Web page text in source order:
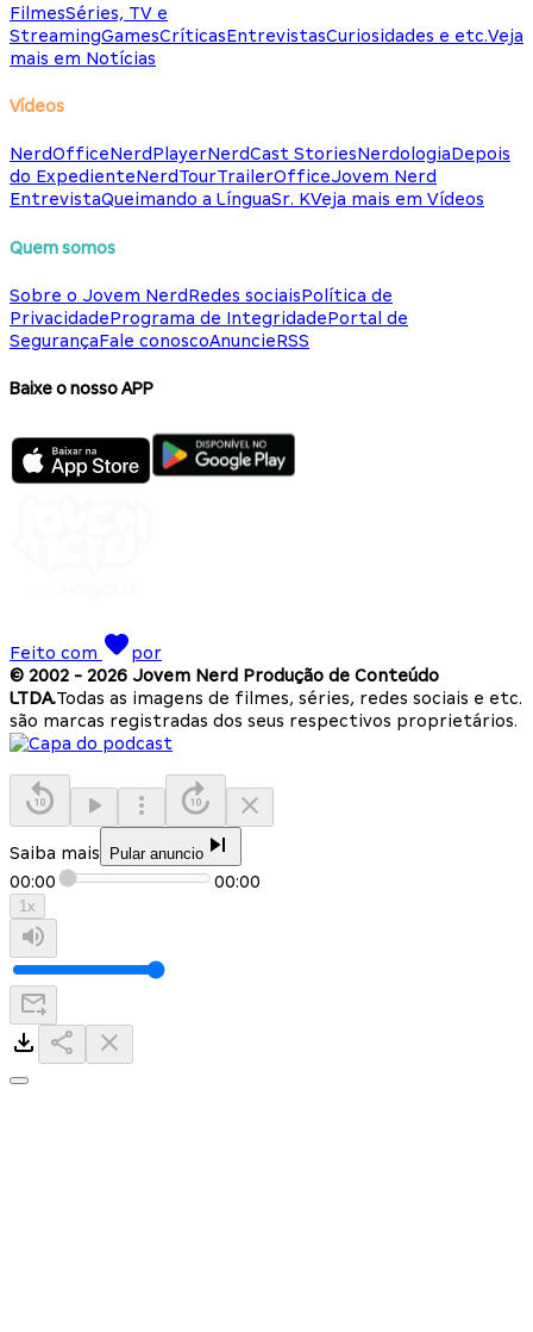
FilmesSéries, TV e
StreamingGamesCríticasEntrevistasCuriosidades e etc.Veja
mais em Notícias
Vídeos
NerdOfficeNerdPlayerNerdCast StoriesNerdologiaDepois
do ExpedienteNerdTourTrailerOfficeJovem Nerd
EntrevistaQueimando a LínguaSr. KVeja mais em Vídeos
Quem somos
Sobre o Jovem NerdRedes sociaisPolítica de
PrivacidadePrograma de IntegridadePortal de
SegurançaFale conoscoAnuncieRSS
Baixe o nosso APP
Feito com
por
© 2002 - 2026 Jovem Nerd Produção de Conteúdo
LTDA.Todas as imagens de filmes, séries, redes sociais e etc.
são marcas registradas dos seus respectivos proprietários.
Saiba mais Pular anuncio
00:00 00:00
1x